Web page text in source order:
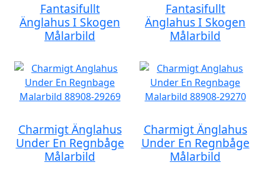
Fantasifullt
Änglahus I Skogen
Målarbild
Fantasifullt
Änglahus I Skogen
Målarbild
Charmigt Änglahus
Under En Regnbåge
Målarbild
Charmigt Änglahus
Under En Regnbåge
Målarbild